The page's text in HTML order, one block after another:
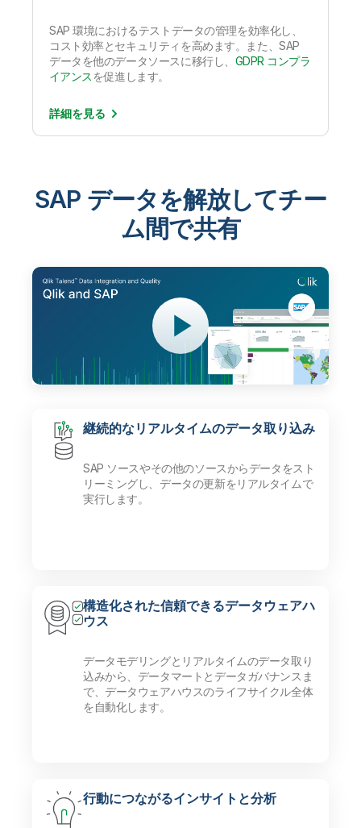
SAP 環境におけるテストデータの管理を効率化し、
コスト効率とセキュリティを高めます。また、SAP
データを他のデータソースに移行し、 GDPR コンプラ
イアンスを促進します。
詳細を見る
SAP データを解放してチー
ム間で共有
継続的なリアルタイムのデータ取り込み
SAP ソースやその他のソースからデータをスト
リーミングし、データの更新をリアルタイムで
実行します。
構造化された信頼できるデータウェアハ
ウス
データモデリングとリアルタイムのデータ取り
込みから、データマートとデータガバナンスま
で、データウェアハウスのライフサイクル全体
を自動化します。
行動につながるインサイトと分析